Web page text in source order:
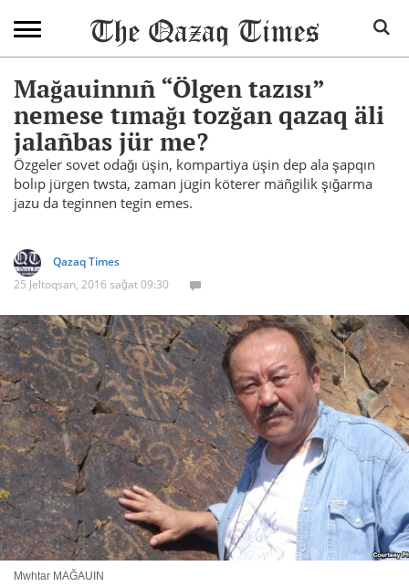
Mağauinnıñ “Ölgen tazısı”
nemese tımağı tozğan qazaq äli
jalañbas jür me?
Özgeler sovet odağı üşin, kompartiya üşin dep ala şapqın
bolıp jürgen twsta, zaman jügin köterer mäñgilik şığarma
jazu da teginnen tegin emes.
Qazaq Times
25 Jeltoqsan, 2016 sağat 09:30
Mwhtar MAĞAUIN